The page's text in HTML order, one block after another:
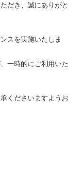
だき、誠にありがと
スを実施いたしま
一時的にご利用いた
くださいますようお